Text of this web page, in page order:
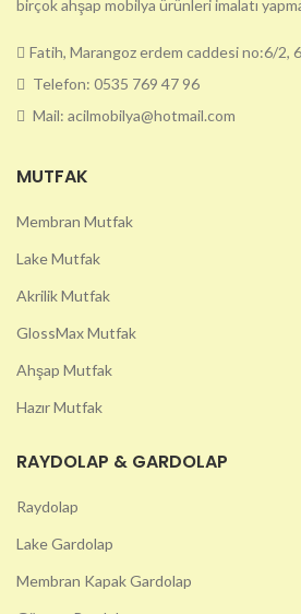
birçok ahşap mobilya ürünleri imalatı
Fatih, Marangoz erdem caddesi no:6/2,
Telefon: 0535 769 47 96
Mail: acilmobilya@hotmail.com
MUTFAK
Membran Mutfak
Lake Mutfak
Akrilik Mutfak
GlossMax Mutfak
Ahşap Mutfak
Hazır Mutfak
RAYDOLAP & GARDOLAP
Raydolap
Lake Gardolap
Membran Kapak Gardolap